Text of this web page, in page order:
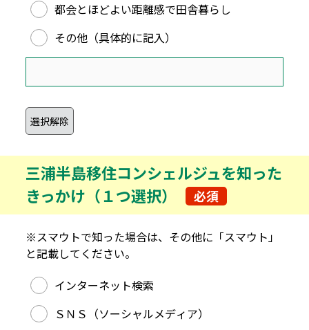
都会とほどよい距離感で田舎暮らし
その他（具体的に記入）
三浦半島移住コンシェルジュを知った
きっかけ（１つ選択）
必須
※スマウトで知った場合は、その他に「スマウト」
と記載してください。
三浦半島移住コンシェルジュを知ったきっかけ（１つ選
インターネット検索
ＳＮＳ（ソーシャルメディア）